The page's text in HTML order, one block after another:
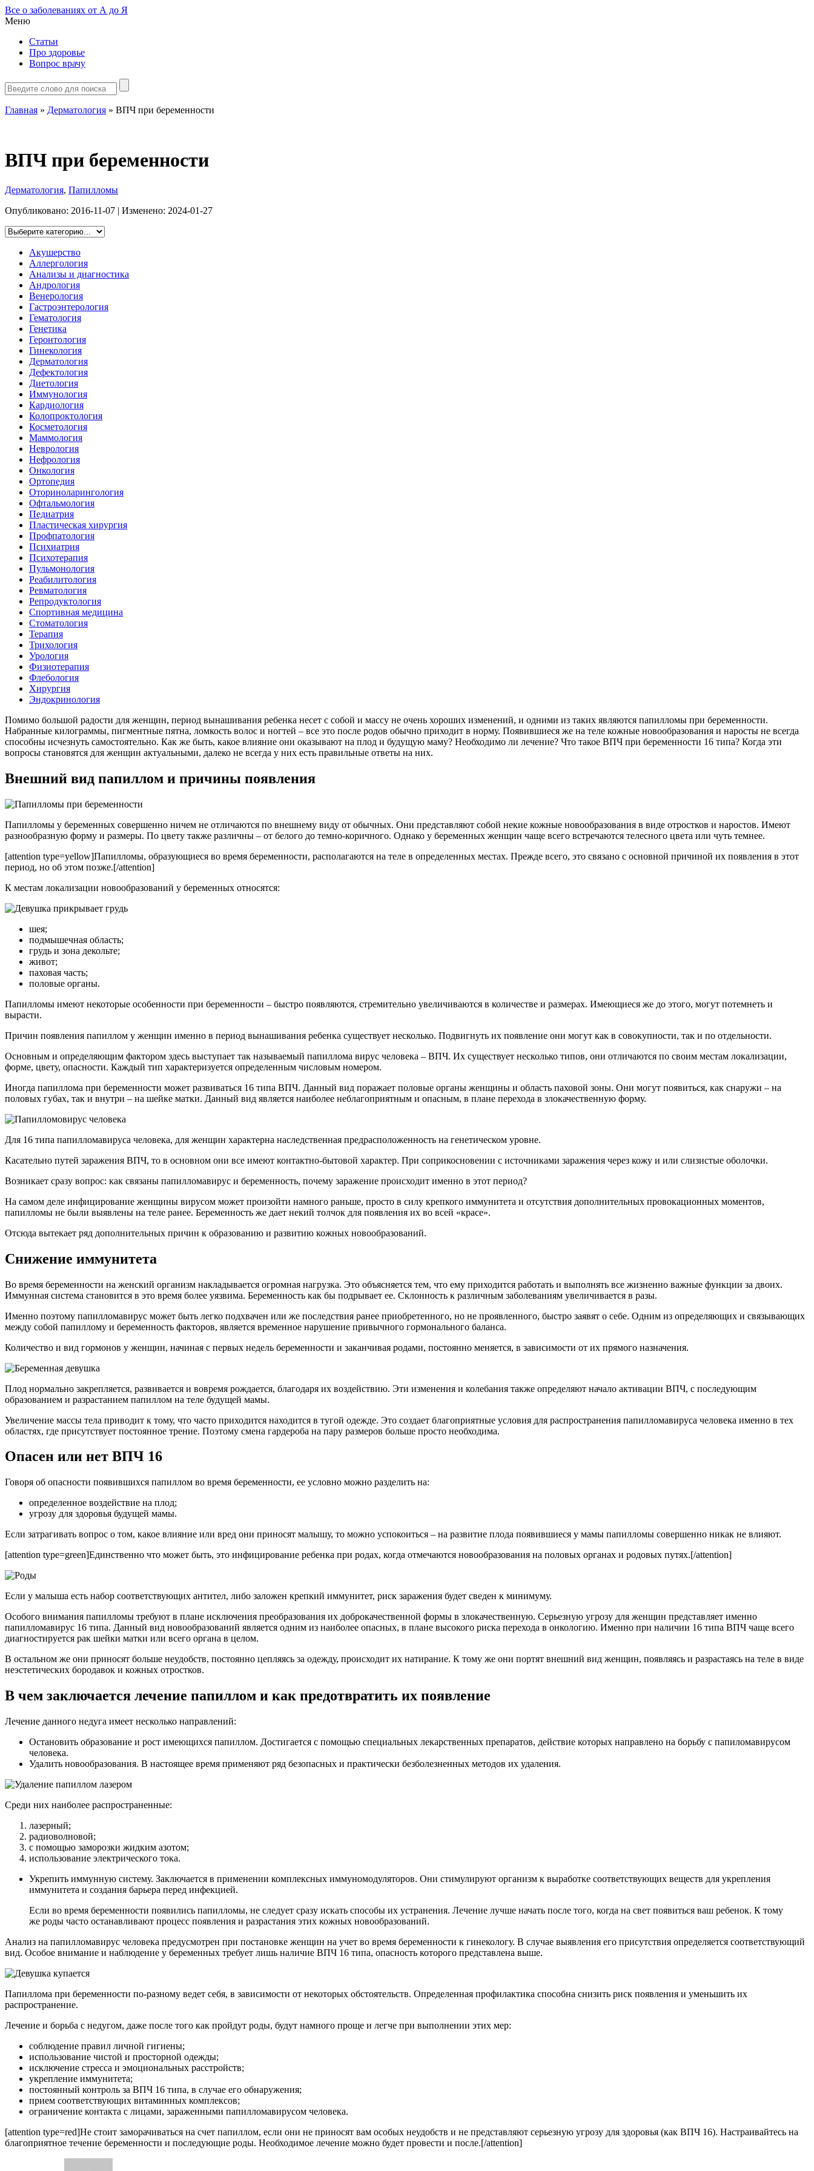
Все о заболеваниях от А до Я
Меню
Статьи
Про здоровье
Вопрос врачу
Главная » Дерматология » ВПЧ при беременности
ВПЧ при беременности
Дерматология, Папилломы
Опубликовано: 2016-11-07 | Изменено: 2024-01-27
Акушерство
Аллергология
Анализы и диагностика
Андрология
Венерология
Гастроэнтерология
Гематология
Генетика
Геронтология
Гинекология
Дерматология
Дефектология
Диетология
Иммунология
Кардиология
Колопроктология
Косметология
Маммология
Неврология
Нефрология
Онкология
Ортопедия
Оториноларингология
Офтальмология
Педиатрия
Пластическая хирургия
Профпатология
Психиатрия
Психотерапия
Пульмонология
Реабилитология
Ревматология
Репродуктология
Спортивная медицина
Стоматология
Терапия
Трихология
Урология
Физиотерапия
Флебология
Хирургия
Эндокринология
Помимо большой радости для женщин, период вынашивания ребенка несет с собой и массу не очень хороших изменений, и одними из таких являются папилломы при беременности.
Набранные килограммы, пигментные пятна, ломкость волос и ногтей – все это после родов обычно приходит в норму. Появившиеся же на теле кожные новообразования и наросты не всегда
способны исчезнуть самостоятельно. Как же быть, какое влияние они оказывают на плод и будущую маму? Необходимо ли лечение? Что такое ВПЧ при беременности 16 типа? Когда эти
вопросы становятся для женщин актуальными, далеко не всегда у них есть правильные ответы на них.
Внешний вид папиллом и причины появления
Папилломы у беременных совершенно ничем не отличаются по внешнему виду от обычных. Они представляют собой некие кожные новообразования в виде отростков и наростов. Имеют
разнообразную форму и размеры. По цвету также различны – от белого до темно-коричного. Однако у беременных женщин чаще всего встречаются телесного цвета или чуть темнее.
[attention type=yellow]Папилломы, образующиеся во время беременности, располагаются на теле в определенных местах. Прежде всего, это связано с основной причиной их появления в этот
период, но об этом позже.[/attention]
К местам локализации новообразований у беременных относятся:
шея;
подмышечная область;
грудь и зона декольте;
живот;
паховая часть;
половые органы.
Папилломы имеют некоторые особенности при беременности – быстро появляются, стремительно увеличиваются в количестве и размерах. Имеющиеся же до этого, могут потемнеть и
вырасти.
Причин появления папиллом у женщин именно в период вынашивания ребенка существует несколько. Подвигнуть их появление они могут как в совокупности, так и по отдельности.
Основным и определяющим фактором здесь выступает так называемый папиллома вирус человека – ВПЧ. Их существует несколько типов, они отличаются по своим местам локализации,
форме, цвету, опасности. Каждый тип характеризуется определенным числовым номером.
Иногда папиллома при беременности может развиваться 16 типа ВПЧ. Данный вид поражает половые органы женщины и область паховой зоны. Они могут появиться, как снаружи – на
половых губах, так и внутри – на шейке матки. Данный вид является наиболее неблагоприятным и опасным, в плане перехода в злокачественную форму.
Для 16 типа папилломавируса человека, для женщин характерна наследственная предрасположенность на генетическом уровне.
Касательно путей заражения ВПЧ, то в основном они все имеют контактно-бытовой характер. При соприкосновении с источниками заражения через кожу и или слизистые оболочки.
Возникает сразу вопрос: как связаны папилломавирус и беременность, почему заражение происходит именно в этот период?
На самом деле инфицирование женщины вирусом может произойти намного раньше, просто в силу крепкого иммунитета и отсутствия дополнительных провокационных моментов,
папилломы не были выявлены на теле ранее. Беременность же дает некий толчок для появления их во всей «красе».
Отсюда вытекает ряд дополнительных причин к образованию и развитию кожных новообразований.
Снижение иммунитета
Во время беременности на женский организм накладывается огромная нагрузка. Это объясняется тем, что ему приходится работать и выполнять все жизненно важные функции за двоих.
Иммунная система становится в это время более уязвима. Беременность как бы подрывает ее. Склонность к различным заболеваниям увеличивается в разы.
Именно поэтому папилломавирус может быть легко подхвачен или же последствия ранее приобретенного, но не проявленного, быстро заявят о себе. Одним из определяющих и связывающих
между собой папиллому и беременность факторов, является временное нарушение привычного гормонального баланса.
Количество и вид гормонов у женщин, начиная с первых недель беременности и заканчивая родами, постоянно меняется, в зависимости от их прямого назначения.
Плод нормально закрепляется, развивается и вовремя рождается, благодаря их воздействию. Эти изменения и колебания также определяют начало активации ВПЧ, с последующим
образованием и разрастанием папиллом на теле будущей мамы.
Увеличение массы тела приводит к тому, что часто приходится находится в тугой одежде. Это создает благоприятные условия для распространения папилломавируса человека именно в тех
областях, где присутствует постоянное трение. Поэтому смена гардероба на пару размеров больше просто необходима.
Опасен или нет ВПЧ 16
Говоря об опасности появившихся папиллом во время беременности, ее условно можно разделить на:
определенное воздействие на плод;
угрозу для здоровья будущей мамы.
Если затрагивать вопрос о том, какое влияние или вред они приносят малышу, то можно успокоиться – на развитие плода появившиеся у мамы папилломы совершенно никак не влияют.
[attention type=green]Единственно что может быть, это инфицирование ребенка при родах, когда отмечаются новообразования на половых органах и родовых путях.[/attention]
Если у малыша есть набор соответствующих антител, либо заложен крепкий иммунитет, риск заражения будет сведен к минимуму.
Особого внимания папилломы требуют в плане исключения преобразования их доброкачественной формы в злокачественную. Серьезную угрозу для женщин представляет именно
папилломавирус 16 типа. Данный вид новообразований является одним из наиболее опасных, в плане высокого риска перехода в онкологию. Именно при наличии 16 типа ВПЧ чаще всего
диагностируется рак шейки матки или всего органа в целом.
В остальном же они приносят больше неудобств, постоянно цепляясь за одежду, происходит их натирание. К тому же они портят внешний вид женщин, появляясь и разрастаясь на теле в виде
неэстетических бородавок и кожных отростков.
В чем заключается лечение папиллом и как предотвратить их появление
Лечение данного недуга имеет несколько направлений:
Остановить образование и рост имеющихся папиллом. Достигается с помощью специальных лекарственных препаратов, действие которых направлено на борьбу с папиломавирусом
человека.
Удалить новообразования. В настоящее время применяют ряд безопасных и практически безболезненных методов их удаления.
Среди них наиболее распространенные:
лазерный;
радиоволновой;
с помощью заморозки жидким азотом;
использование электрического тока.
Укрепить иммунную систему. Заключается в применении комплексных иммуномодуляторов. Они стимулируют организм к выработке соответствующих веществ для укрепления
иммунитета и создания барьера перед инфекцией.
Если во время беременности появились папилломы, не следует сразу искать способы их устранения. Лечение лучше начать после того, когда на свет появиться ваш ребенок. К тому
же роды часто останавливают процесс появления и разрастания этих кожных новообразований.
Анализ на папилломавирус человека предусмотрен при постановке женщин на учет во время беременности к гинекологу. В случае выявления его присутствия определяется соответствующий
вид. Особое внимание и наблюдение у беременных требует лишь наличие ВПЧ 16 типа, опасность которого представлена выше.
Папиллома при беременности по-разному ведет себя, в зависимости от некоторых обстоятельств. Определенная профилактика способна снизить риск появления и уменьшить их
распространение.
Лечение и борьба с недугом, даже после того как пройдут роды, будут намного проще и легче при выполнении этих мер:
соблюдение правил личной гигиены;
использование чистой и просторной одежды;
исключение стресса и эмоциональных расстройств;
укрепление иммунитета;
постоянный контроль за ВПЧ 16 типа, в случае его обнаружения;
прием соответствующих витаминных комплексов;
ограничение контакта с лицами, зараженными папилломавирусом человека.
[attention type=red]Не стоит заморачиваться на счет папиллом, если они не приносят вам особых неудобств и не представляют серьезную угрозу для здоровья (как ВПЧ 16). Настраивайтесь на
благоприятное течение беременности и последующие роды. Необходимое лечение можно будет провести и после.[/attention]